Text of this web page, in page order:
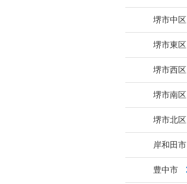
堺市中区
堺市東区
堺市西区
堺市南区
堺市北区
岸和田市
豊中市